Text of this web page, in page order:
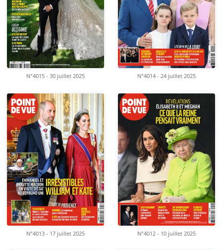
N°4015 - 30 juillet 2025 N°4014 - 24 juillet 2025
N°4013 - 17 juillet 2025 N°4012 - 10 juillet 2025